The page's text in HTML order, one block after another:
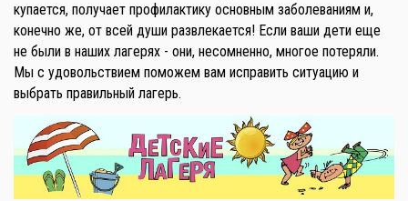
купается, получает профилактику основным заболеваниям и,
конечно же, от всей души развлекается! Если ваши дети еще
не были в наших лагерях - они, несомненно, многое потеряли.
Мы с удовольствием поможем вам исправить ситуацию и
выбрать правильный лагерь.